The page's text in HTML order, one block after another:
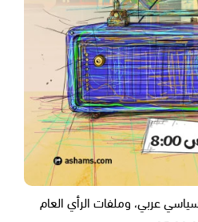
عربي، وملفات الرأي العام